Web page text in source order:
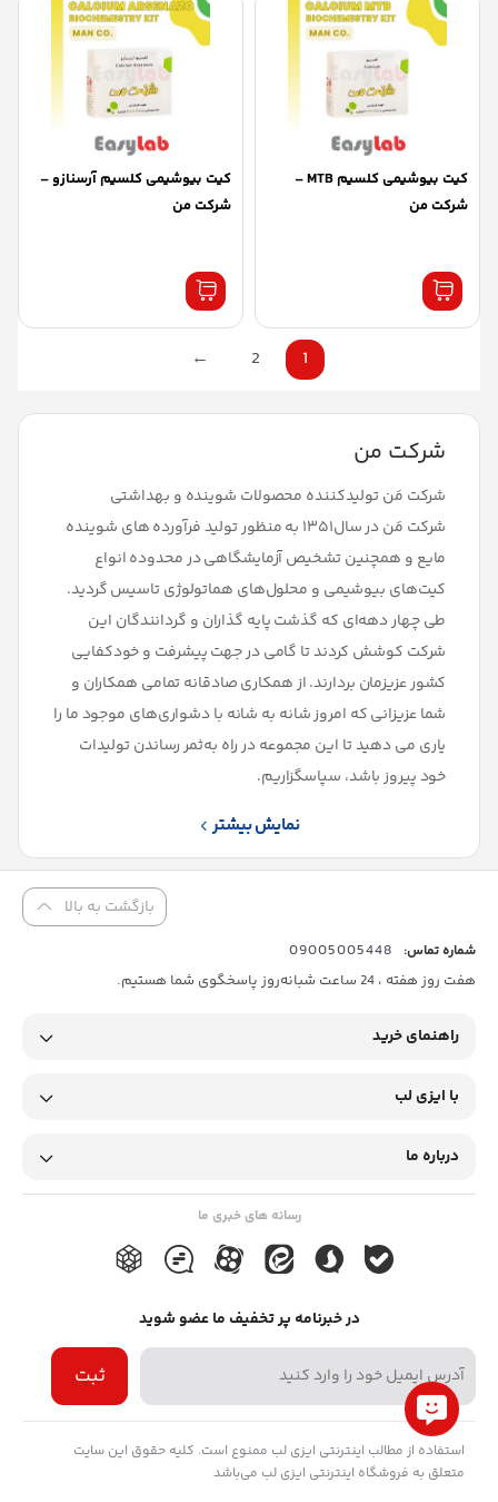
کیت بیوشیمی کلسیم MTB –
شرکت من
کیت بیوشیمی کلسیم آرسنازو –
شرکت من
1
2
←
شرکت من
شرکت مَن تولیدکننده محصولات شوینده و بهداشتی
شرکت مَن در سال۱۳۵۱ به منظور تولید فرآورده های شوینده
مایع و همچنین تشخیص آزمایشگاهی در محدوده انواع
کیت‌های بیوشیمی و محلول‌های هماتولوژی تاسیس گردید.
طی چهار دهه‌ای که گذشت پایه گذاران و گردانندگان این
شرکت کوشش کردند تا گامی در جهت پیشرفت و خود‌کفایی
کشور عزیزمان بردارند. از همکاری صادقانه تمامی همکاران و
شما عزیزانی که امروز شانه به شانه با دشواری‌های موجود ما را
یاری می دهید تا این مجموعه در راه به‌ثمر رساندن تولیدات
خود پیروز باشد، سپاسگزاریم.
نمایش بیشتر
بازگشت به بالا
شماره تماس:
09005005448
هفت روز هفته ، 24 ساعت شبانه‌روز پاسخگوی شما هستیم.
راهنمای خرید
با ایزی لب
درباره ما
رسانه های خبری ما
در خبرنامه پر تخفیف ما عضو شوید
ثبت
استفاده از مطالب اینترنتی ایزی لب ممنوع است. کلیه حقوق این سایت
متعلق به فروشگاه اینترنتی ایزی لب می‌باشد